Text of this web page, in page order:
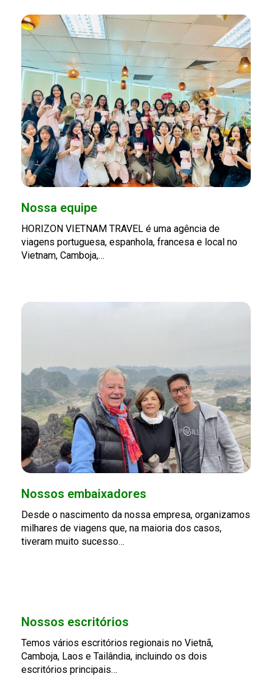
Nossa equipe
HORIZON VIETNAM TRAVEL é uma agência de
viagens portuguesa, espanhola, francesa e local no
Vietnam, Camboja,…
Nossos embaixadores
Desde o nascimento da nossa empresa, organizamos
milhares de viagens que, na maioria dos casos,
tiveram muito sucesso…
Nossos escritórios
Temos vários escritórios regionais no Vietnã,
Camboja, Laos e Tailândia, incluindo os dois
escritórios principais…